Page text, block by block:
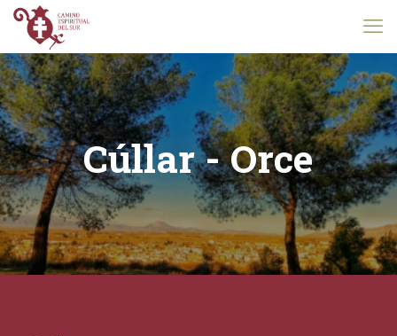
Cúllar - Orce